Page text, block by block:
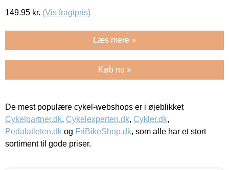
149.95 kr. (Vis fragtpris)
Læs mere »
Køb nu »
De mest populære cykel-webshops er i øjeblikket
Cykelpartner.dk, Cykelexperten.dk, Cykler.dk,
Pedalatleten.dk og FriBikeShop.dk, som alle har et stort
sortiment til gode priser.